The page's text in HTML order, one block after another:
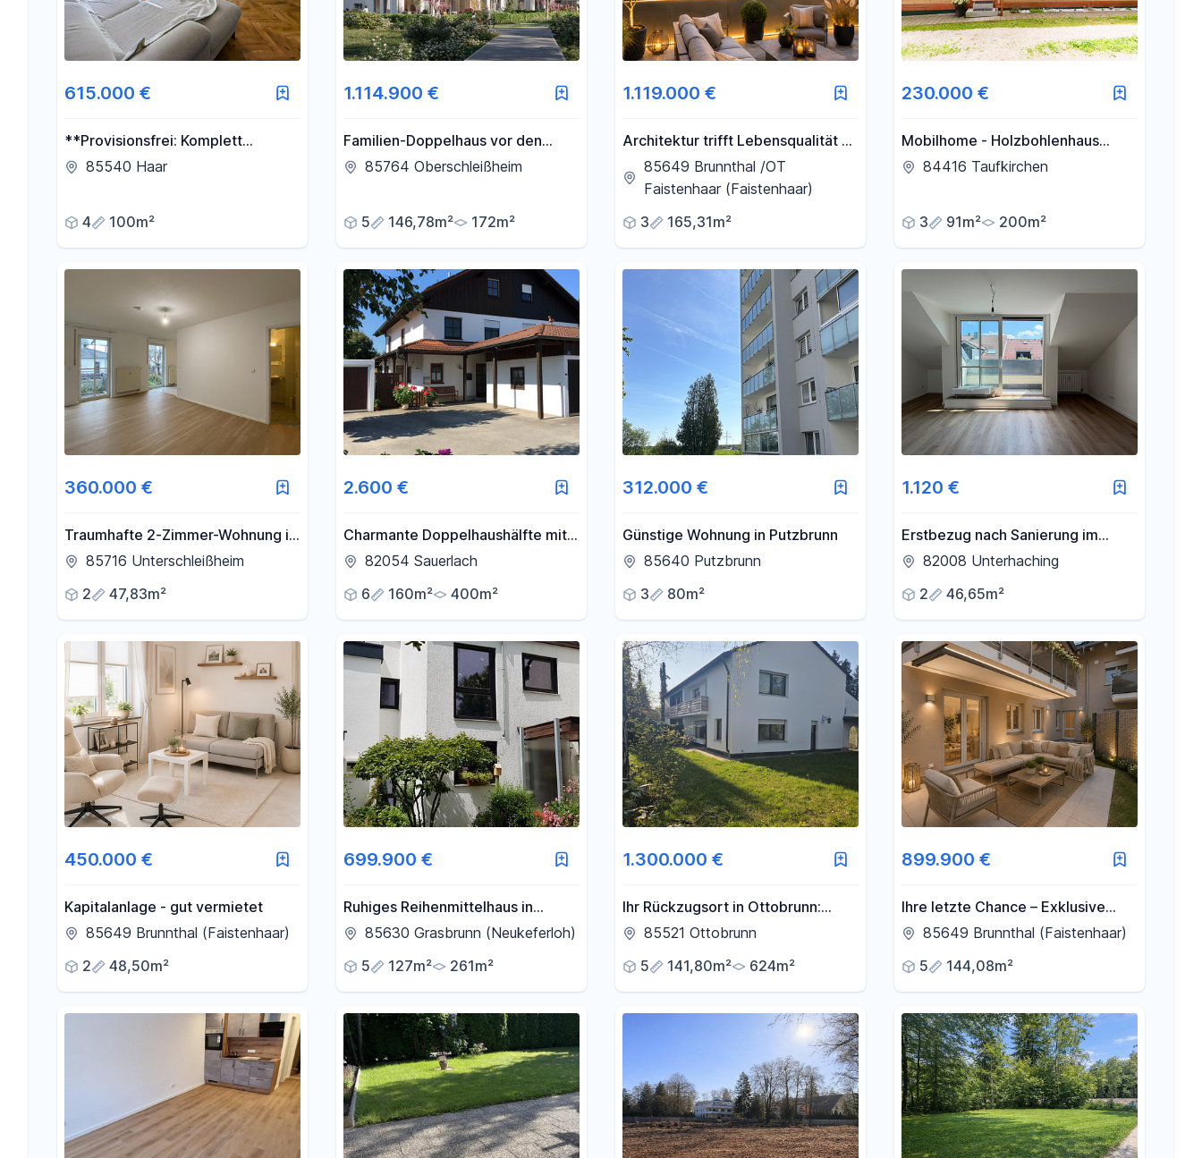
615.000 €
**Provisionsfrei: Komplett
renovierte 4-Zi. Wohnung mit
85540 Haar
4 100m²
1.114.900 €
Familien-Doppelhaus vor den
Toren Münchens
85764 Oberschleißheim
5 146,78m² 172m²
1.119.000 €
Architektur trifft Lebensqualität –
Ihr exklusives Penthouse in
Brunnthal/OT Faistenhaar
85649 Brunnthal /OT
Faistenhaar (Faistenhaar)
3
165,31m²
230.000 €
Mobilhome - Holzbohlenhaus
91qm Wohnfläche auf einer Ebene
84416 Taufkirchen
3 91m² 200m²
360.000 €
Traumhafte 2-Zimmer-Wohnung in
bester Lage
85716 Unterschleißheim
2
47,83m²
2.600 €
Charmante Doppelhaushälfte mit 6
Zimmern, Einbauküche und Garten
82054 Sauerlach
6
160m² 400m²
312.000 €
Günstige Wohnung in Putzbrunn
85640 Putzbrunn
3
80m²
1.120 €
Erstbezug nach Sanierung im
Herzen von Unterhaching
82008 Unterhaching
2
46,65m²
450.000 €
Kapitalanlage - gut vermietet
85649 Brunnthal (Faistenhaar)
2
48,50m²
699.900 €
Ruhiges Reihenmittelhaus in
Neukeferloh - 5 Zimmer +
85630 Grasbrunn (Neukeferloh)
5
127m² 261m²
1.300.000 €
Ihr Rückzugsort in Ottobrunn:
Familien-DHH mit viel Platz und
85521 Ottobrunn
5
141,80m² 624m²
899.900 €
Ihre letzte Chance – Exklusive
Gartenwohnung mit Privatgarten
85649 Brunnthal (Faistenhaar)
5
144,08m²